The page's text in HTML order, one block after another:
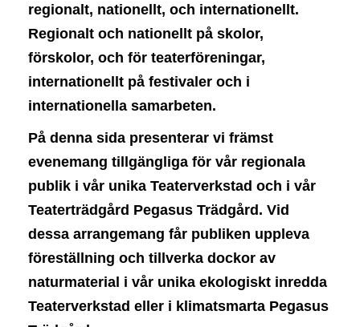
g
N
a
v
i
g
a
t
i
o
n
regionalt, nationellt, och internationellt.
Regionalt och nationellt på skolor,
förskolor, och för teaterföreningar,
internationellt på festivaler och i
internationella samarbeten.
På denna sida presenterar vi främst
evenemang tillgängliga för vår regionala
publik i vår unika Teaterverkstad och i vår
Teaterträdgård Pegasus Trädgård. Vid
dessa arrangemang får publiken uppleva
föreställning och tillverka dockor av
naturmaterial i vår unika ekologiskt inredda
Teaterverkstad eller i klimatsmarta Pegasus